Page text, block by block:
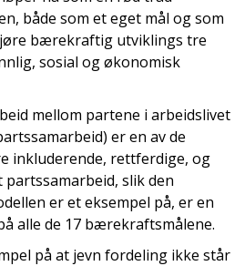
både som et eget mål og som
bærekraftig utviklings tre
sosial og økonomisk
mellom partene i arbeidslivet
er en av de
inkluderende, rettferdige, og
slik den
er et eksempel på, er en
alle de 17 bærekraftsmålene.
på at jevn fordeling ikke står